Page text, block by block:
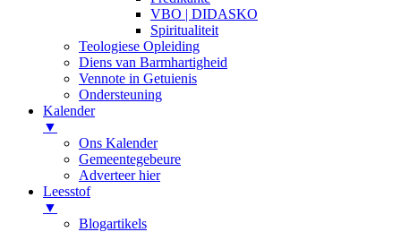
VBO | DIDASKO
Spiritualiteit
Teologiese Opleiding
Diens van Barmhartigheid
Vennote in Getuienis
Ondersteuning
Kalender
▼
Ons Kalender
Gemeentegebeure
Adverteer hier
Leesstof
▼
Blogartikels